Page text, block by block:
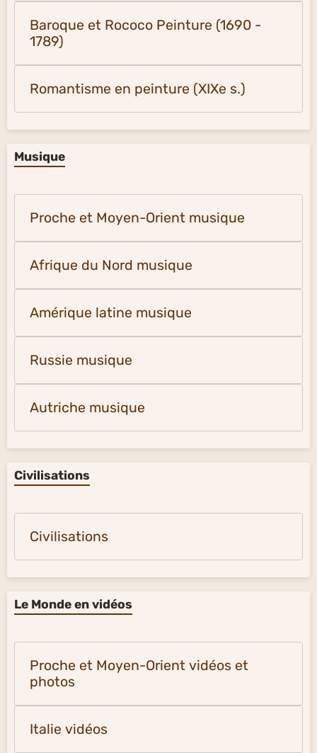
Baroque et Rococo Peinture (1690 -
1789)
Romantisme en peinture (XIXe s.)
Musique
Proche et Moyen-Orient musique
Afrique du Nord musique
Amérique latine musique
Russie musique
Autriche musique
Civilisations
Civilisations
Le Monde en vidéos
Proche et Moyen-Orient vidéos et
photos
Italie vidéos